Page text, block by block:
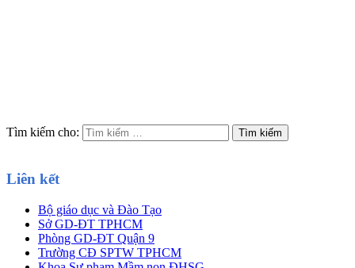
Tìm kiếm cho:
Liên kết
Bộ giáo dục và Đào Tạo
Sở GD-ĐT TPHCM
Phòng GD-ĐT Quận 9
Trường CĐ SPTW TPHCM